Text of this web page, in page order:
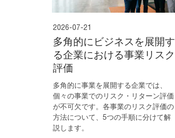
2026-07-21
多角的にビジネスを展開す
る企業における事業リスク
評価
多角的に事業を展開する企業では、
個々の事業でのリスク・リターン評価
が不可欠です。各事業のリスク評価の
方法について、5つの手順に分けて解
説します。